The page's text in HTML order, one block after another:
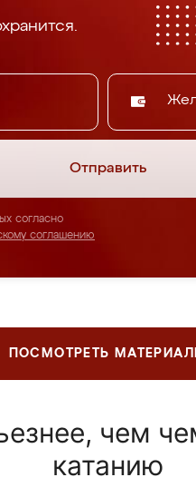
Отправить
согласно
соглашению
ПОСМОТРЕТЬ
чем
катанию